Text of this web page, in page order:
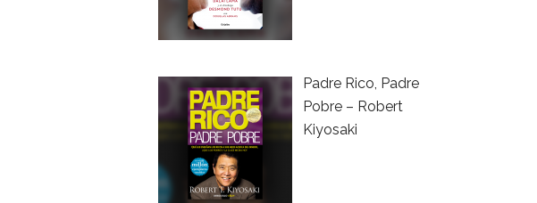
Padre Rico, Padre
Pobre – Robert
Kiyosaki